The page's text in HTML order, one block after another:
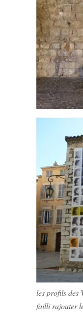
les profils des
failli rajouter